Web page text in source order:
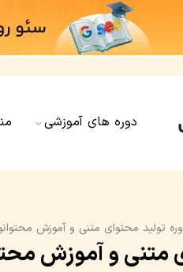
دوره های آموزشی
تولید محتوای متنی و آموزش
متنی و آموزش